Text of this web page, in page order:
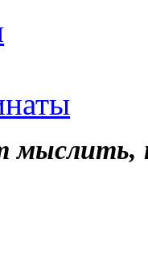
мыслить,